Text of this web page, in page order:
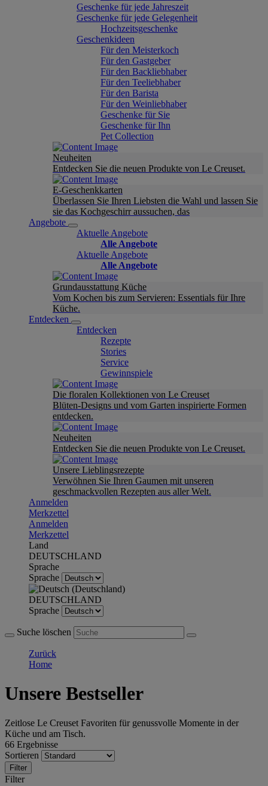
Geschenke für jede Jahreszeit
Geschenke für jede Gelegenheit
Hochzeitsgeschenke
Geschenkideen
Für den Meisterkoch
Für den Gastgeber
Für den Backliebhaber
Für den Teeliebhaber
Für den Barista
Für den Weinliebhaber
Geschenke für Sie
Geschenke für Ihn
Pet Collection
Neuheiten
Entdecken Sie die neuen Produkte von Le Creuset.
E-Geschenkkarten
Überlassen Sie Ihren Liebsten die Wahl und lassen Sie
sie das Kochgeschirr aussuchen, das
Angebote
Aktuelle Angebote
Alle Angebote
Aktuelle Angebote
Alle Angebote
Grundausstattung Küche
Vom Kochen bis zum Servieren: Essentials für Ihre
Küche.
Entdecken
Entdecken
Rezepte
Stories
Service
Gewinnspiele
Die floralen Kollektionen von Le Creuset
Blüten-Designs und vom Garten inspirierte Formen
entdecken.
Neuheiten
Entdecken Sie die neuen Produkte von Le Creuset.
Unsere Lieblingsrezepte
Verwöhnen Sie Ihren Gaumen mit unseren
geschmackvollen Rezepten aus aller Welt.
Anmelden
Merkzettel
Anmelden
Merkzettel
Land
DEUTSCHLAND
Sprache
Sprache
DEUTSCHLAND
Sprache
Suche löschen
Zurück
Home
Unsere Bestseller
Zeitlose Le Creuset Favoriten für genussvolle Momente in der
Küche und am Tisch.
66 Ergebnisse
Sortieren
Filter
Filter